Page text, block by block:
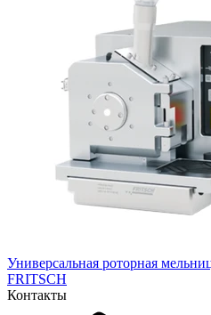
Универсальная роторная
FRITSCH
Контакты